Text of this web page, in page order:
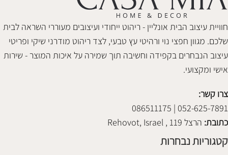
חוויית עיצוב הבית אונליין - ריהוט ייחודי ועיצובים מעוררי השראה לבית
שלכם. מגוון חפצי נוי ורהיטי עץ טבעי, לצד ריהוט מודרני שיקי ופריטי
עיצוב הנבחרים בקפידה וחשיבה תוך שמירה על איכות המוצר - שירות
אישי ומקצועי.
צרו קשר:
052-625-7891 | 086511175
כתובת: הרצל 119 , Rehovot, Israel
קטגוריות נבחרות